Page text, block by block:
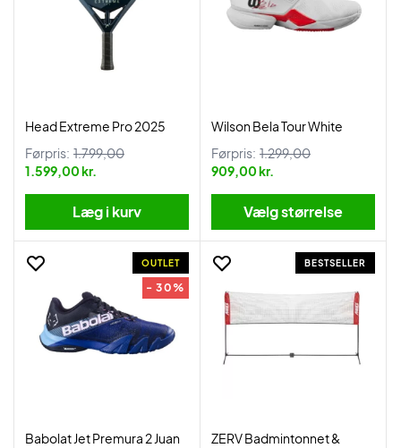
Head Extreme Pro 2025
Førpris: 1.799,00
1.599,00 kr.
Læg i kurv
Wilson Bela Tour White
Førpris: 1.299,00
909,00 kr.
Vælg størrelse
OUTLET
- 30%
Babolat Jet Premura 2 Juan
BESTSELLER
ZERV Badmintonnet &